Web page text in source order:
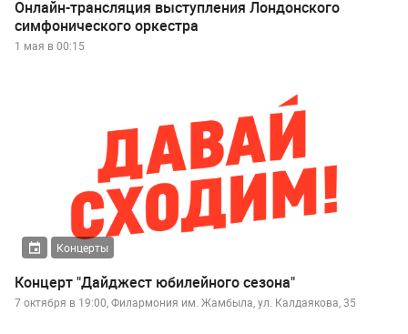
Онлайн-трансляция выступления Лондонского
симфонического оркестра
1 мая в 00:15
Концерты
Концерт "Дайджест юбилейного сезона"
7 октября в 19:00, Филармония им. Жамбыла, ул. Калдаякова, 35